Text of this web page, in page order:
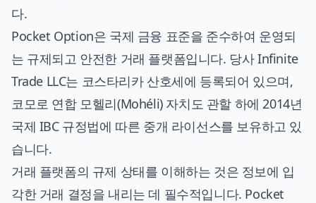
다.
Pocket Option은 국제 금융 표준을 준수하여 운영되
는 규제되고 안전한 거래 플랫폼입니다. 당사 Infinite
Trade LLC는 코스타리카 산호세에 등록되어 있으며,
코모로 연합 모헬리(Mohéli) 자치도 관할 하에 2014년
국제 IBC 규정법에 따른 중개 라이선스를 보유하고 있
습니다.
거래 플랫폼의 규제 상태를 이해하는 것은 정보에 입
각한 거래 결정을 내리는 데 필수적입니다. Pocket